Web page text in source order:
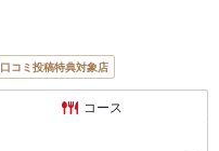
口コミ投稿特典対象店
コース